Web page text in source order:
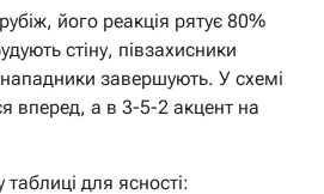
його реакція рятує 80%
стіну, півзахисники
завершують. У схемі
вперед, а в 3-5-2 акцент на
таблиці для ясності: